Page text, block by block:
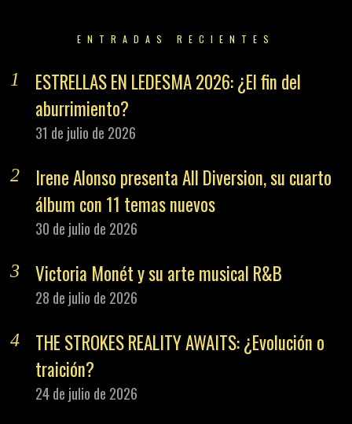
ENTRADAS RECIENTES
ESTRELLAS EN LEDESMA 2026: ¿El fin del
aburrimiento?
31 de julio de 2026
Irene Alonso presenta All Diversion, su cuarto
álbum con 11 temas nuevos
30 de julio de 2026
Victoria Monét y su arte musical R&B
28 de julio de 2026
THE STROKES REALITY AWAITS: ¿Evolución o
traición?
24 de julio de 2026